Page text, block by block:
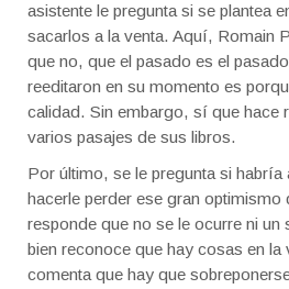
asistente le pregunta si se plantea
sacarlos a la venta. Aquí, Romain
que no, que el pasado es el
reeditaron en su momento es
calidad. Sin embargo, sí que hace
varios pasajes de sus libros.
Por último, se le pregunta si habría
hacerle perder ese gran optimismo
responde que no se le ocurre ni un
bien reconoce que hay cosas en la
comenta que hay que